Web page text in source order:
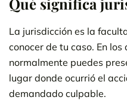
La jurisdicción es la
conocer de tu caso. En
normalmente puedes
lugar donde ocurrió el
demandado culpable.